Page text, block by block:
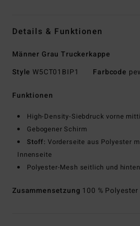
Details & Funktionen
Männer Grau Truckerkappe
Style W5CT01BIP1 Farbcode
Funktionen
High-Density-Siebdruck vorne
Gebogener Schirm
Stoff: Vorderseite aus Polyester
Innenseite
Polyester-Mesh seitlich und hinten
Zusammensetzung 100 % Polyester